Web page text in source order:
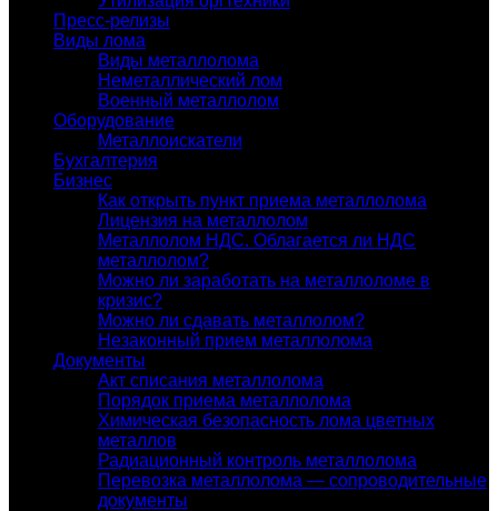
Пресс-релизы
Виды лома
Виды металлолома
Неметаллический лом
Военный металлолом
Оборудование
Металлоискатели
Бухгалтерия
Бизнес
Как открыть пункт приема металлолома
Лицензия на металлолом
Металлолом НДС. Облагается ли НДС
металлолом?
Можно ли заработать на металлоломе в
кризис?
Можно ли сдавать металлолом?
Незаконный прием металлолома
Документы
Акт списания металлолома
Порядок приема металлолома
Химическая безопасность лома цветных
металлов
Радиационный контроль металлолома
Перевозка металлолома — сопроводительные
документы